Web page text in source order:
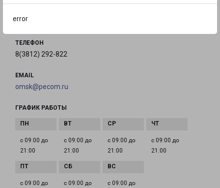
error
на карте
ТЕЛЕФОН
8(3812) 292-822
EMAIL
omsk@pecom.ru
ГРАФИК РАБОТЫ
с 09:00 до
21:00
с 09:00 до
21:00
с 09:00 до
21:00
с 09:00 до
21:00
с 09:00 до
с 09:00 до
с 09:00 до